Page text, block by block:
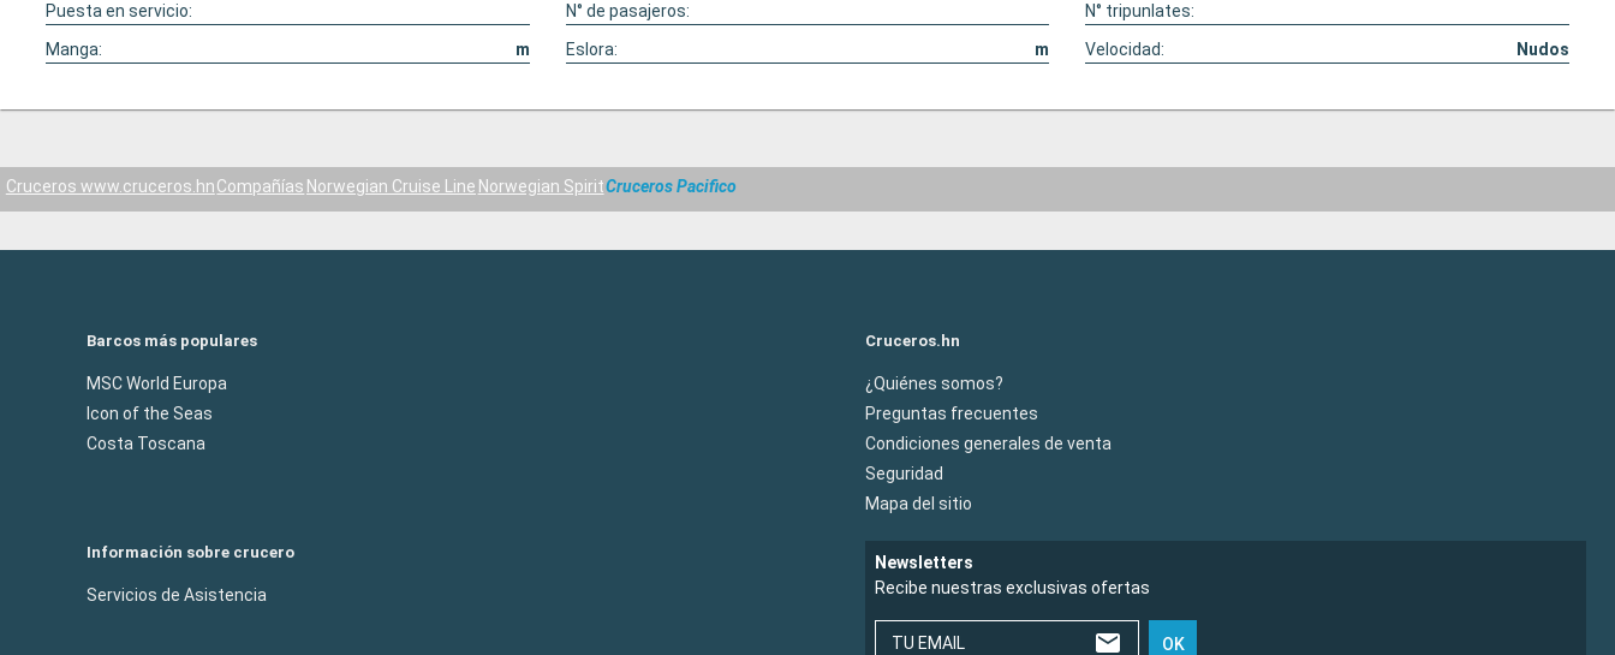
Puesta en servicio: N° de pasajeros:
N° tripunlates:
Manga:
m Eslora: m Velocidad: Nudos
Cruceros www.cruceros.hnCompañías Norwegian Cruise Line Norwegian SpiritCruceros Pacifico
Barcos más populares
MSC World Europa
Icon of the Seas
Costa Toscana
Cruceros.hn
¿Quiénes somos?
Preguntas frecuentes
Condiciones generales de venta
Seguridad
Mapa del sitio
Información sobre crucero
Servicios de Asistencia
Newsletters
Recibe nuestras exclusivas ofertas
TU EMAIL OK